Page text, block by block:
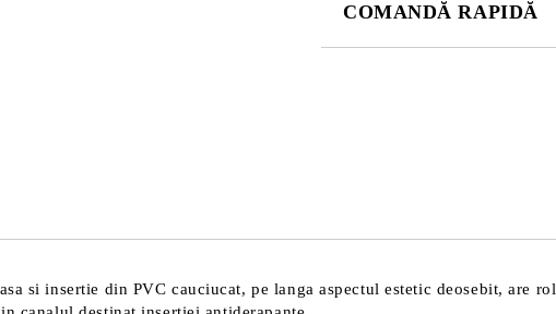
COMANDĂ RAPIDĂ
si insertie din PVC cauciucat, pe langa aspectul estetic deosebit, are